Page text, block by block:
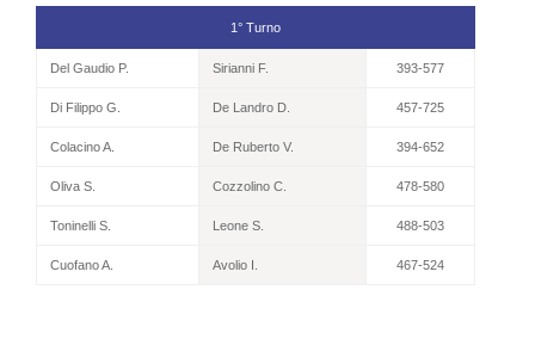
1° Turno
Del Gaudio P. Sirianni F. 393-577
Di Filippo G. De Landro D. 457-725
Colacino A. De Ruberto V. 394-652
Oliva S. Cozzolino C. 478-580
Toninelli S. Leone S. 488-503
Cuofano A. Avolio I. 467-524